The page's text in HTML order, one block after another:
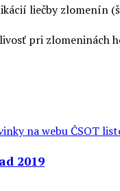
liečby zlomenín
pri zlomeninách
2019